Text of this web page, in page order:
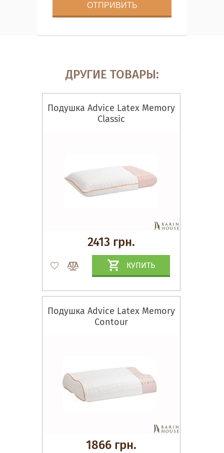
ДРУГИЕ ТОВАРЫ:
Подушка Advice Latex Memory
Classic
2413 грн.
КУПИТЬ
Подушка Advice Latex Memory
Contour
1866 грн.